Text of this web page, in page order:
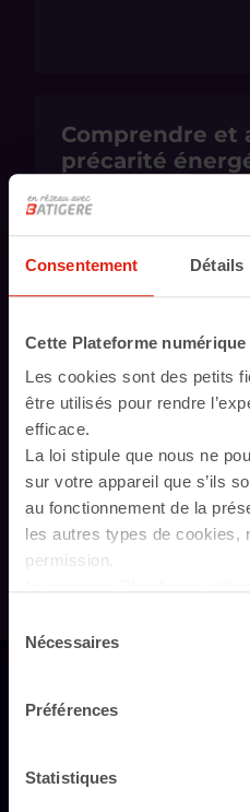
Consentement Détails
Cette Plateforme
Les cookies sont des petits
être utilisés pour rendre
efficace.
La loi stipule que nous ne
sur votre appareil que s’ils
au fonctionnement de la
les autres types de cookies,
permission.
tiers qui apparaissent sur
vous pouvez modifier ou
En savoir plus sur qui nous
pouvez nous contacter et
protection de données.
Nécessaires
Préférences
Statistiques
Comprendre et
précarité
Comprendre et
vieillissement
adapter ses
14 heures
Toutes nos
Fort de son